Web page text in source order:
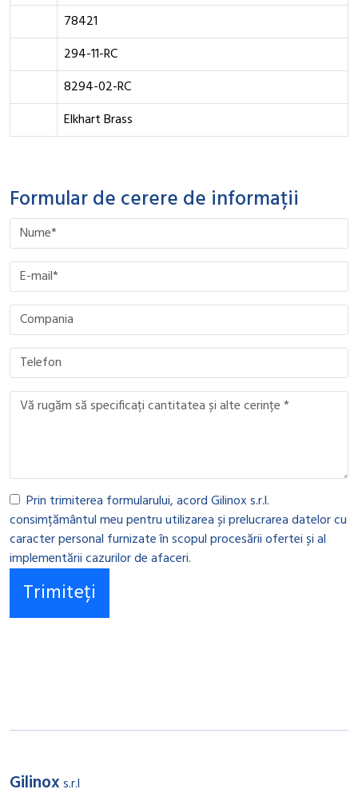
78421
294-11-RC
8294-02-RC
Elkhart Brass
Formular de cerere de informații
leave this field empty.
leave this field empty.
leave this field empty.
leave this field empty.
Prin trimiterea formularului, acord Gilinox s.r.l.
consimțământul meu pentru utilizarea și prelucrarea datelor cu
caracter personal furnizate în scopul procesării ofertei și al
implementării cazurilor de afaceri.
Gilinoxs.r.l